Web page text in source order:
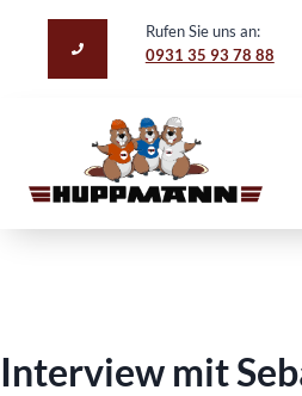
springen
Rufen Sie uns an:
0931 35 93 78 88
Interview mit